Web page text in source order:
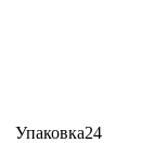
Упаковка24